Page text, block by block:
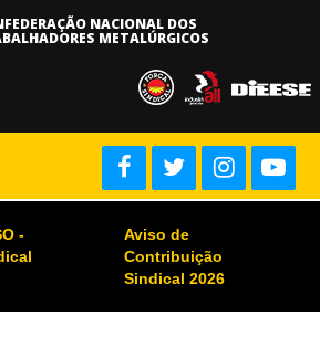
NACIONAL DOS
METALÚRGICOS
-
Aviso de
Contribuição
Sindical 2026